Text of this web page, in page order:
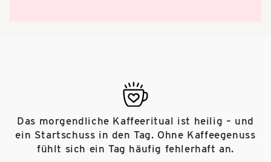
Das morgendliche Kaffeeritual ist heilig – und
ein Startschuss in den Tag. Ohne Kaffeegenuss
fühlt sich ein Tag häufig fehlerhaft an.